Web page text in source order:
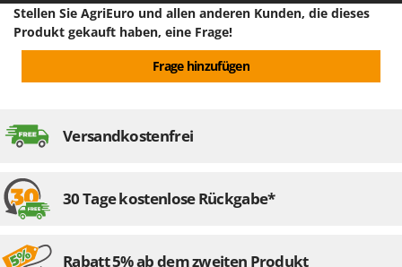
Stocker
Sunseeker
T
Tellarini Pompe
Tenco
Titania
Stellen Sie AgriEuro und allen anderen Kunden, die dieses
Produkt gekauft haben, eine Frage!
Frage hinzufügen
Versandkostenfrei
30 Tage kostenlose Rückgabe*
Rabatt 5% ab dem zweiten Produkt